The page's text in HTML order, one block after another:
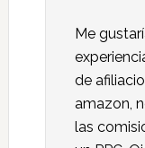
Me
de
amazon,
las